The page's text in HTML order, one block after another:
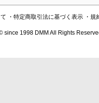
・特定商取引法に基づく表示 ・規
since 1998 DMM All Rights